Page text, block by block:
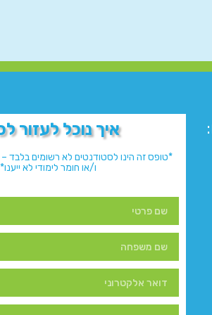
איך נוכל לעזור
*טופס זה הינו לסטודנטים לא רשומים בלבד
ו/או חומר לימודי לא ייענו*